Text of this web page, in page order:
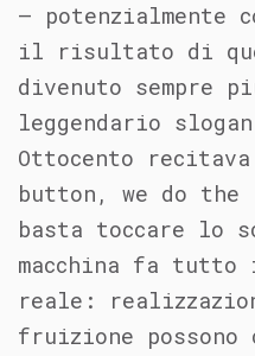
– potenzialmente
il risultato di
divenuto sempre
leggendario
Ottocento
button, we do
basta toccare lo
macchina fa
reale:
fruizione possono